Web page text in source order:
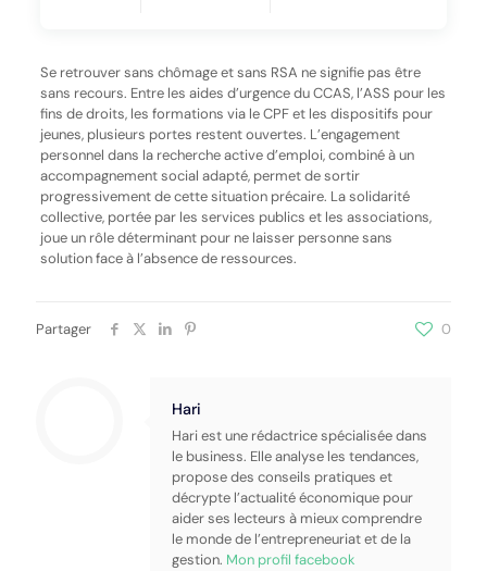
Se retrouver sans chômage et sans RSA ne signifie pas être
sans recours. Entre les aides d’urgence du CCAS, l’ASS pour les
fins de droits, les formations via le CPF et les dispositifs pour
jeunes, plusieurs portes restent ouvertes. L’engagement
personnel dans la recherche active d’emploi, combiné à un
accompagnement social adapté, permet de sortir
progressivement de cette situation précaire. La solidarité
collective, portée par les services publics et les associations,
joue un rôle déterminant pour ne laisser personne sans
solution face à l’absence de ressources.
Partager 0
Hari
Hari est une rédactrice spécialisée dans
le business. Elle analyse les tendances,
propose des conseils pratiques et
décrypte l’actualité économique pour
aider ses lecteurs à mieux comprendre
le monde de l’entrepreneuriat et de la
gestion. Mon profil facebook